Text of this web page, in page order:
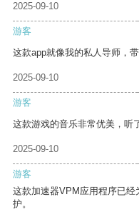
2025-09-10
游客
这款app就像我的私人导师，
2025-09-10
游客
这款游戏的音乐非常优美，听
2025-09-10
游客
这款加速器VPM应用程序已
护。